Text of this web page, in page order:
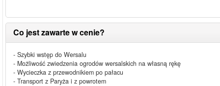
Co jest zawarte w cenie?
- Szybki wstęp do Wersalu
- Możliwość zwiedzenia ogrodów wersalskich na własną rękę
- Wycieczka z przewodnikiem po pałacu
- Transport z Paryża i z powrotem